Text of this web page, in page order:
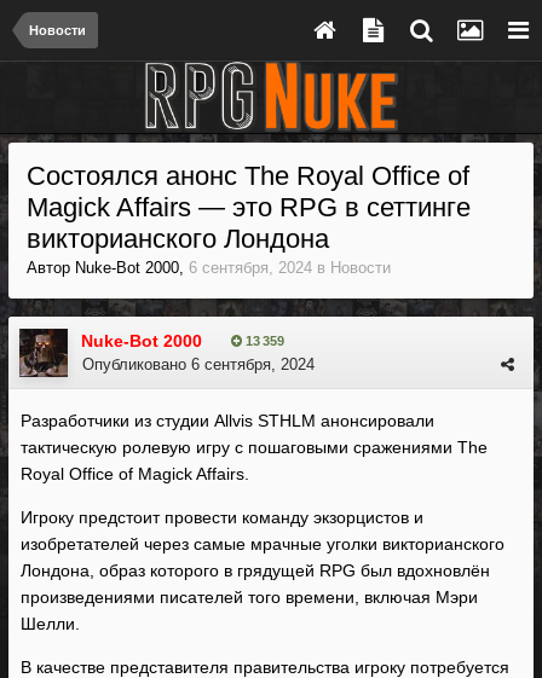
Новости
Состоялся анонс The Royal Office of
Magick Affairs — это RPG в сеттинге
викторианского Лондона
Автор Nuke-Bot 2000, 6 сентября, 2024 в Новости
Nuke-Bot 2000 13 359
Опубликовано 6 сентября, 2024
Разработчики из студии Allvis STHLM анонсировали
тактическую ролевую игру с пошаговыми сражениями The
Royal Office of Magick Affairs.
Игроку предстоит провести команду экзорцистов и
изобретателей через самые мрачные уголки викторианского
Лондона, образ которого в грядущей RPG был вдохновлён
произведениями писателей того времени, включая Мэри
Шелли.
В качестве представителя правительства игроку потребуется